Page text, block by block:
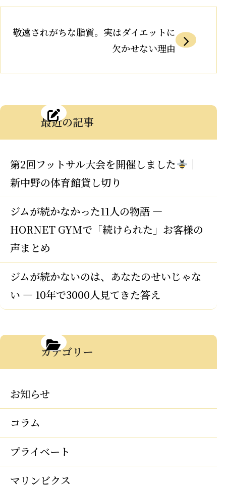
敬遠されがちな脂質。実はダイエットに
欠かせない理由
最近の記事
第2回フットサル大会を開催しました
｜
新中野の体育館貸し切り
ジムが続かなかった11人の物語 —
HORNET GYMで「続けられた」お客様の
声まとめ
ジムが続かないのは、あなたのせいじゃな
い — 10年で3000人見てきた答え
カテゴリー
お知らせ
コラム
プライベート
マリンビクス